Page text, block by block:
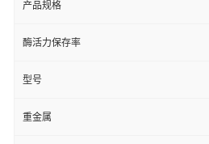
产品规格
酶活力保存率
型号
重金属